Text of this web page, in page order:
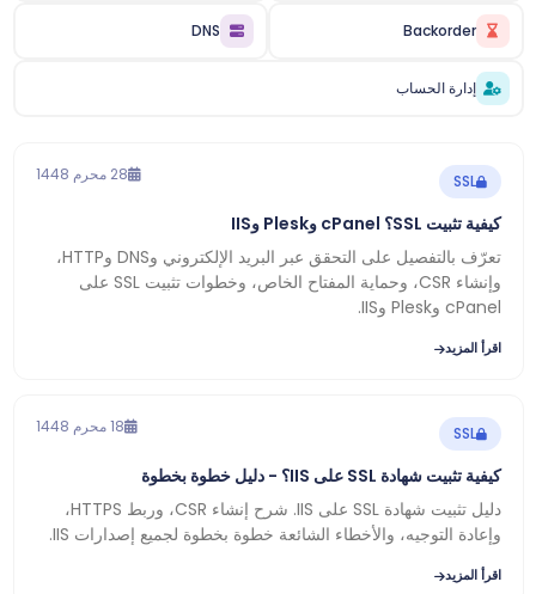
Backorder
DNS
إدارة الحساب
SSL 28 محرم 1448
كيفية تثبيت SSL؟ cPanel وPlesk وIIS
تعرّف بالتفصيل على التحقق عبر البريد الإلكتروني وDNS وHTTP،
وإنشاء CSR، وحماية المفتاح الخاص، وخطوات تثبيت SSL على
cPanel وPlesk وIIS.
اقرأ المزيد
SSL 18 محرم 1448
كيفية تثبيت شهادة SSL على IIS؟ - دليل خطوة بخطوة
دليل تثبيت شهادة SSL على IIS. شرح إنشاء CSR، وربط HTTPS،
وإعادة التوجيه، والأخطاء الشائعة خطوة بخطوة لجميع إصدارات IIS.
اقرأ المزيد